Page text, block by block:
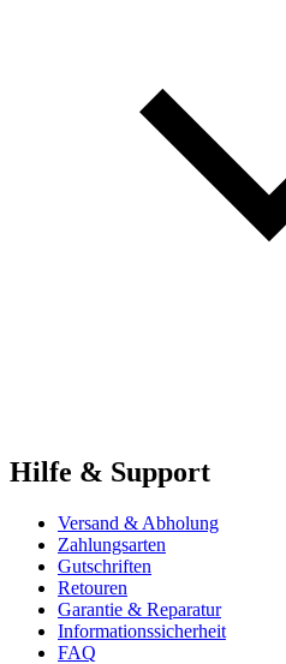
Hilfe & Support
Versand & Abholung
Zahlungsarten
Gutschriften
Retouren
Garantie & Reparatur
Informationssicherheit
FAQ